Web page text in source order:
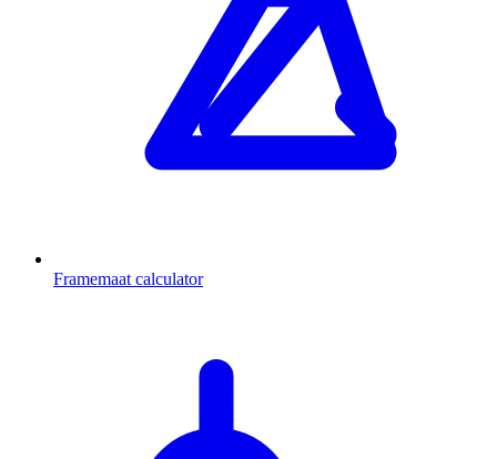
Framemaat calculator